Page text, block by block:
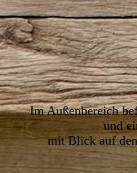
IMG_5797
Im Außenbereich
und
mit Blick auf